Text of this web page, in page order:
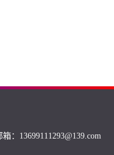
：13699111293@139.com